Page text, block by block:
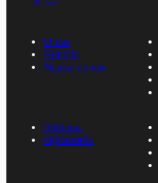
O nas
Kontakt
Napisz do nas
Reklama
Ogłoszenia